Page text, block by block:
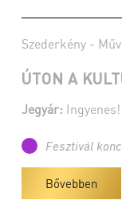
Szederkény -
ÚTON A
Jegyár: Ingyenes!
Fesztivál
Bővebben